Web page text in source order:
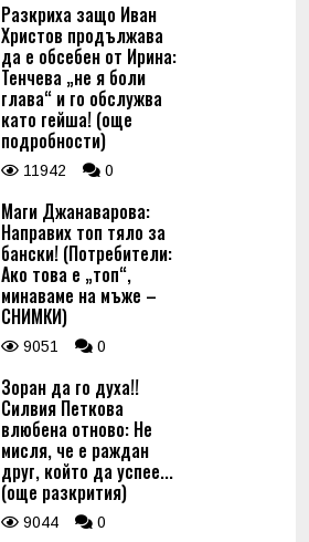
Разкриха защо Иван
Христов продължава
да е обсебен от Ирина:
Тенчева „не я боли
глава“ и го обслужва
като гейша! (още
подробности)
11942 0
Маги Джанаварова:
Направих топ тяло за
бански! (Потребители:
Ако това е „топ“,
минаваме на мъже –
СНИМКИ)
9051 0
Зоран да го духа!!
Силвия Петкова
влюбена отново: Не
мисля, че е раждан
друг, който да успее...
(още разкрития)
9044 0